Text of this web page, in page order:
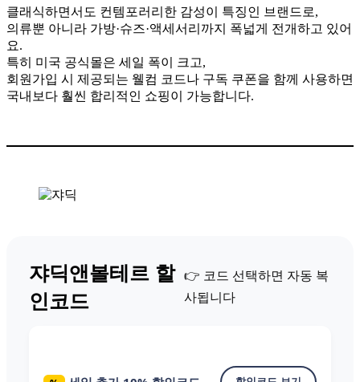
클래식하면서도 컨템포러리한 감성이 특징인 브랜드로,
의류뿐 아니라 가방·슈즈·액세서리까지 폭넓게 전개하고 있어
요.
특히 미국 공식몰은 세일 폭이 크고,
회원가입 시 제공되는 웰컴 코드나 구독 쿠폰을 함께 사용하면
국내보다 훨씬 합리적인 쇼핑이 가능합니다.
쟈딕앤볼테르 할
인코드
👉 코드 선택하면 자동 복
사됩니다